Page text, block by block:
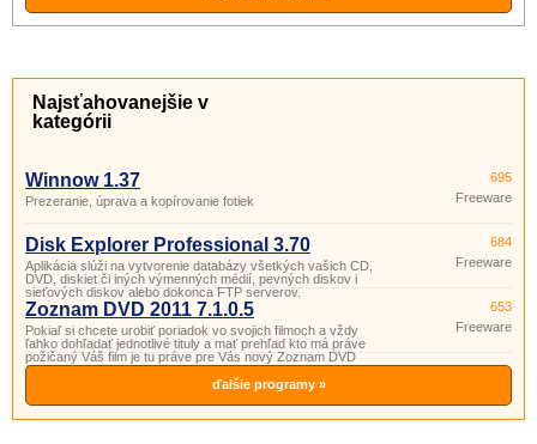
Najsťahovanejšie v
kategórii
Winnow 1.37
Prezeranie, úprava a kopírovanie fotiek
695
Freeware
Disk Explorer Professional 3.70
Aplikácia slúži na vytvorenie databázy všetkých vašich CD,
DVD, diskiet či iných výmenných médií, pevných diskov i
sieťových diskov alebo dokonca FTP serverov.
684
Freeware
Zoznam DVD 2011 7.1.0.5
Pokiaľ si chcete urobiť poriadok vo svojich filmoch a vždy
ľahko dohľadať jednotlivé tituly a mať prehľad kto má práve
požičaný Váš film je tu práve pre Vás nový Zoznam DVD
2011.
653
Freeware
ďalšie programy »